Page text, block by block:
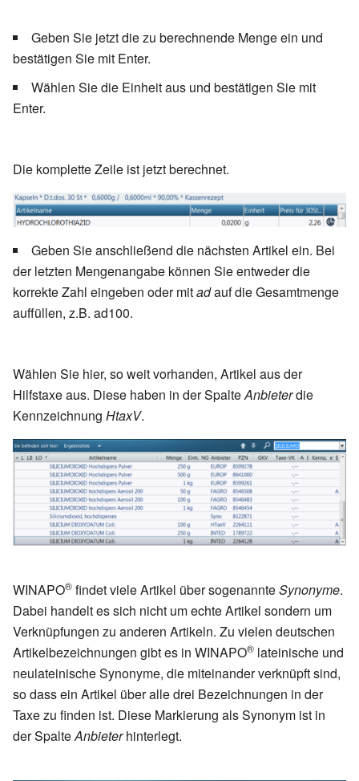
wenn diese nicht komplett für die
jeweilige Rezeptur verwendet wird.
Eine Gefäßgruppe, beispielsweise
Gesamtmenge der Rezeptur
dieses passende Gefäß.
Geben Sie jetzt die zu berechnende Menge ein und
bestätigen Sie mit Enter.
Wählen Sie die Einheit aus und bestätigen Sie mit
Enter.
Die komplette Zeile ist jetzt berechnet.
Geben Sie anschließend die nächsten Artikel ein. Bei
der letzten Mengenangabe können Sie entweder die
korrekte Zahl eingeben oder mitadauf die Gesamtmenge
auffüllen, z.B. ad100.
Wählen Sie hier, so weit vorhanden, Artikel aus der
Hilfstaxe aus. Diese haben in der SpalteAnbieterdie
Kennzeichnung HtaxV.
WINAPO® findet viele Artikel über sogenannteSynonyme.
Dabei handelt es sich nicht um echte Artikel sondern um
Verknüpfungen zu anderen Artikeln. Zu vielen deutschen
Artikelbezeichnungen gibt es in WINAPO® lateinische und
neulateinische Synonyme, die miteinander verknüpft sind,
so dass ein Artikel über alle drei Bezeichnungen in der
Taxe zu finden ist. Diese Markierung als Synonym ist in
der SpalteAnbieterhinterlegt.